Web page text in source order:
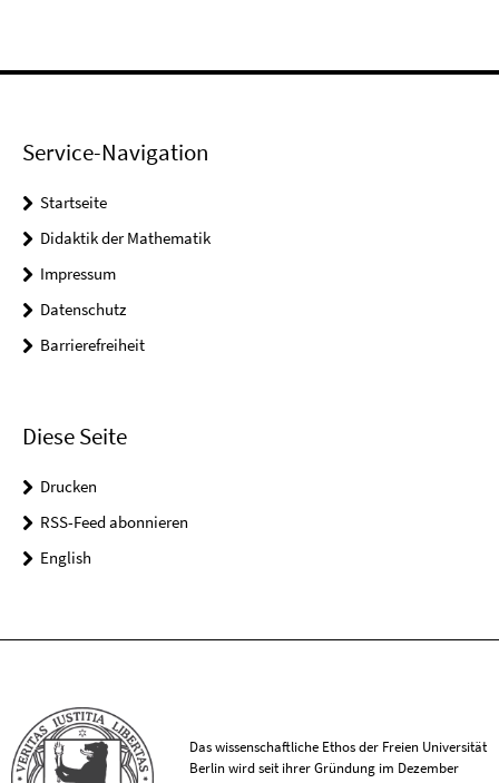
Service-Navigation
Startseite
Didaktik der Mathematik
Impressum
Datenschutz
Barrierefreiheit
Diese Seite
Drucken
RSS-Feed abonnieren
English
Das wissenschaftliche Ethos der Freien Universität
Berlin wird seit ihrer Gründung im Dezember